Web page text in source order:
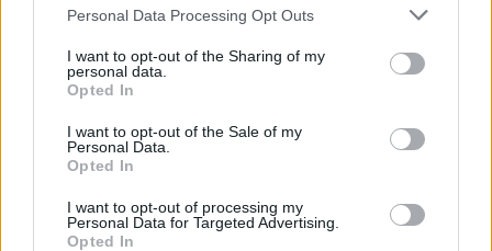
Please note that this website/app uses one or more Google
not limited to your visit or usage behaviour. You may click to
grant or deny consent to Google and its third-party tags to
use your data for below specified purposes in below Google
consent section.
Personal Data Processing Opt Outs
I want to opt-out of the Sharing of my
personal data.
Opted In
I want to opt-out of the Sale of my
Personal Data.
Opted In
I want to opt-out of processing my
Personal Data for Targeted Advertising.
Opted In
Chefs peruanos y ecuatorianos exploran las raíces y
María Vázquez · 3 Ago 2026